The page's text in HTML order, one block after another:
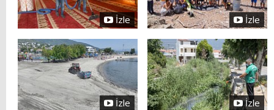
İzle İzle
İzle İzle